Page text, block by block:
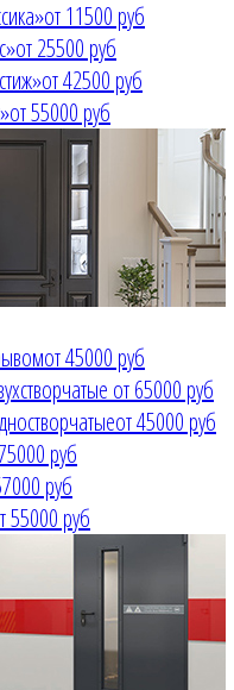
от 11500 руб
от 25500 руб
от 42500 руб
от 55000 руб
от 45000 руб
от 65000 руб
от 45000 руб
руб
руб
55000 руб